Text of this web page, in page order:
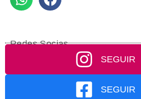
Redes Socias
SEGUIR
SEGUIR